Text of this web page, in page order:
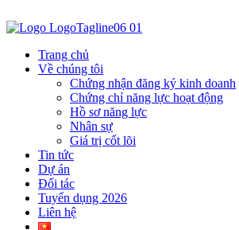
Trang chủ
Về chúng tôi
Chứng nhận đăng ký kinh doanh
Chứng chỉ năng lực hoạt động
Hồ sơ năng lực
Nhân sự
Giá trị cốt lõi
Tin tức
Dự án
Đối tác
Tuyển dụng 2026
Liên hệ